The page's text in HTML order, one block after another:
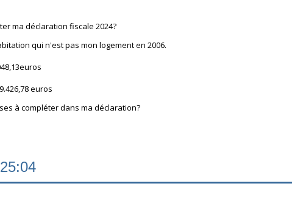
ma déclaration fiscale 2024?
qui n'est pas mon logement en 2006.
euros
à compléter dans ma déclaration?